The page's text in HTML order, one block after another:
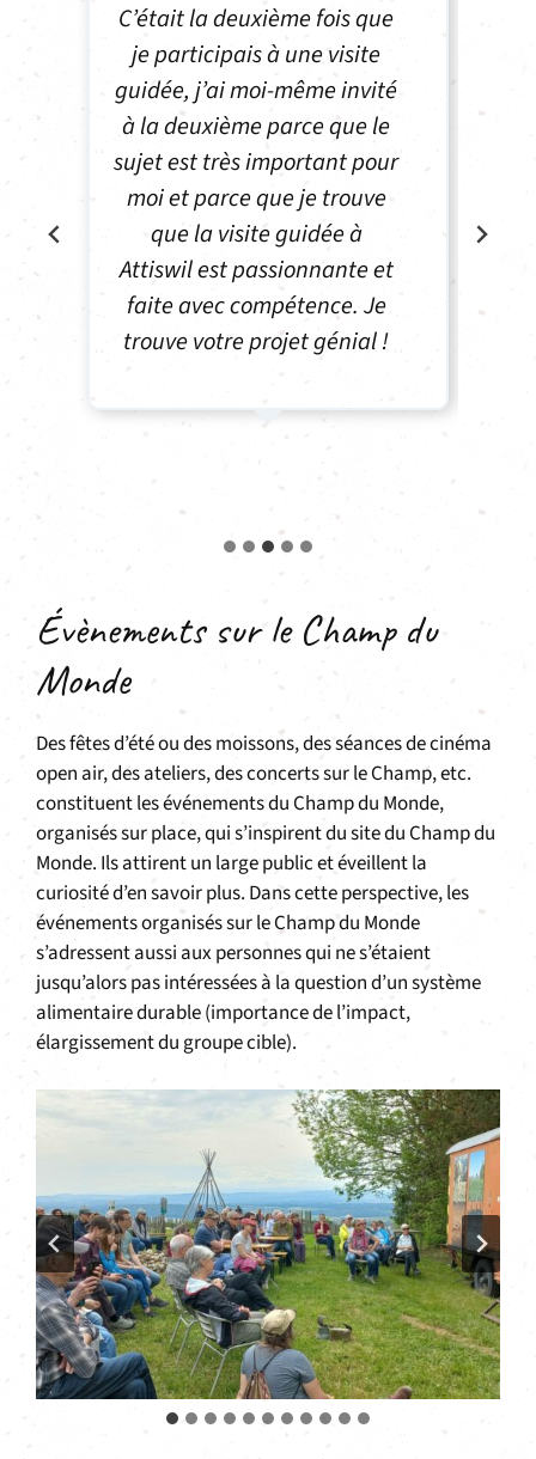
Dans le cadre de la DDC, nos
collaborateurs et
collaboratrices ont pu
profiter des visites guidées
et nous avons
particulièrement apprécié
le multilinguisme (français).
Merci beaucoup !
Évènements sur le Champ du
Monde
Des fêtes d’été ou des moissons, des séances de cinéma
open air, des ateliers, des concerts sur le Champ, etc.
constituent les événements du Champ du Monde,
organisés sur place, qui s’inspirent du site du Champ du
Monde. Ils attirent un large public et éveillent la
curiosité d’en savoir plus. Dans cette perspective, les
événements organisés sur le Champ du Monde
s’adressent aussi aux personnes qui ne s’étaient
jusqu’alors pas intéressées à la question d’un système
alimentaire durable (importance de l’impact,
élargissement du groupe cible).